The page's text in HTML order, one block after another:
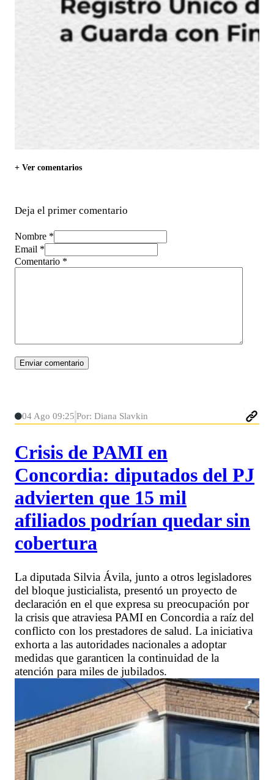
+ Ver comentarios
Deja el primer comentario
Nombre *
Email *
Comentario *
04 Ago 09:25 Por: Diana Slavkin
Crisis de PAMI en
Concordia: diputados del PJ
advierten que 15 mil
afiliados podrían quedar sin
cobertura
La diputada Silvia Ávila, junto a otros legisladores
del bloque justicialista, presentó un proyecto de
declaración en el que expresa su preocupación por
la crisis que atraviesa PAMI en Concordia a raíz del
conflicto con los prestadores de salud. La iniciativa
exhorta a las autoridades nacionales a adoptar
medidas que garanticen la continuidad de la
atención para miles de jubilados.